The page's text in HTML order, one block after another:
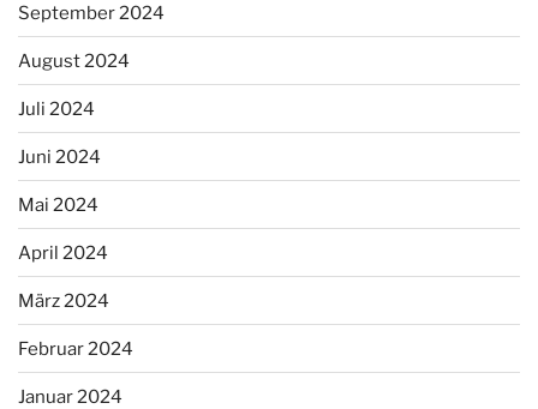
September 2024
August 2024
Juli 2024
Juni 2024
Mai 2024
April 2024
März 2024
Februar 2024
Januar 2024